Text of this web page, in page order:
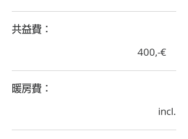
​共益費：
400,-€
​暖房費：
incl.